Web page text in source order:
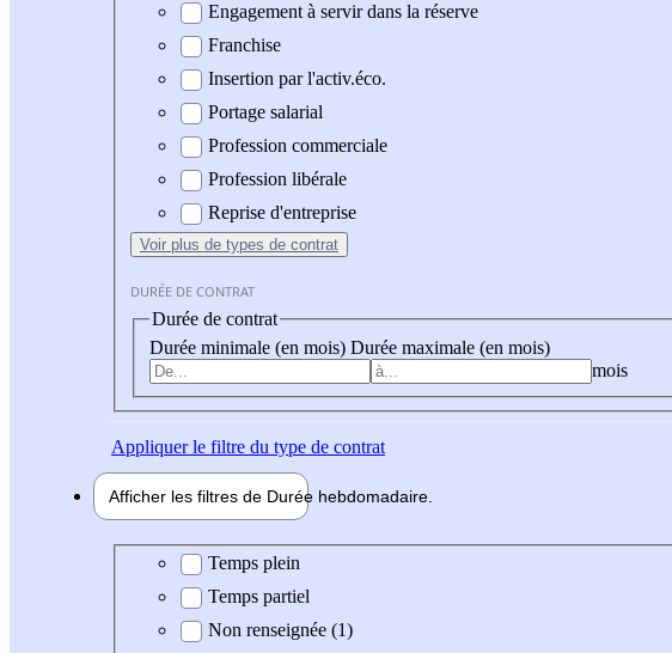
Engagement à servir dans la réserve
Franchise
Insertion par l'activ.éco.
Portage salarial
Profession commerciale
Profession libérale
Reprise d'entreprise
Voir plus de types de contrat
DURÉE DE CONTRAT
Durée de contrat
Durée minimale (en mois) Durée maximale (en mois)
mois
Appliquerle filtre du type de contrat
Afficher les filtres de Durée hebdomadaire
Durée hebdomadaire
Temps plein
Temps partiel
Non renseignée (1)